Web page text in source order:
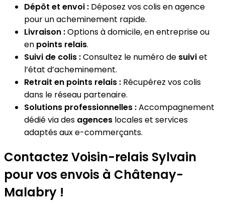
Dépôt et envoi : Déposez vos colis en agence
pour un acheminement rapide.
Livraison :Options à domicile, en entreprise ou
en points relais.
Suivi de colis :Consultez le numéro de suiviet
l’état d’acheminement.
Retrait en points relais : Récupérez vos colis
dans le réseau partenaire.
Solutions professionnelles :Accompagnement
dédié via des agences locales et services
adaptés aux e-commerçants.
Contactez Voisin-relais Sylvain
pour vos envois à Châtenay-
Malabry !